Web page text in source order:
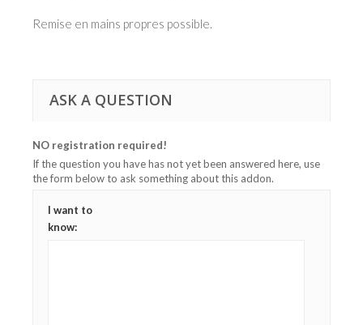
Remise en mains propres possible.
ASK A QUESTION
NO registration required!
If the question you have has not yet been answered here, use
the form below to ask something about this addon.
I want to
know: